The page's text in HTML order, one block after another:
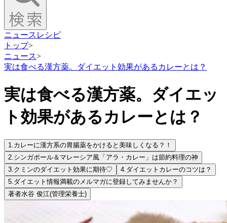
ニュース レシピ
トップ>
ニュース>
実は食べる漢方薬。ダイエット効果があるカレーとは？
実は食べる漢方薬。ダイエッ
ト効果があるカレーとは？
1.カレーに漢方系の胃腸薬をかけると美味しくなる？！
2.シンガポール＆マレーシア風「アラ・カレー」は節約料理の神
3.クミンのダイエット効果に期待♡ 4.ダイエットカレーのコツは？
5.ダイエット情報満載のメルマガに登録してみませんか？
著者水谷 俊江(管理栄養士)